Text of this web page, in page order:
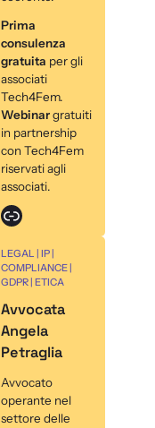
Prima
consulenza
gratuita per gli
associati
Tech4Fem.
Webinargratuiti
in partnership
con Tech4Fem
riservati agli
associati.
Link
LEGAL | IP |
COMPLIANCE |
GDPR | ETICA
Avvocata
Angela
Petraglia
Avvocato
operante nel
settore delle